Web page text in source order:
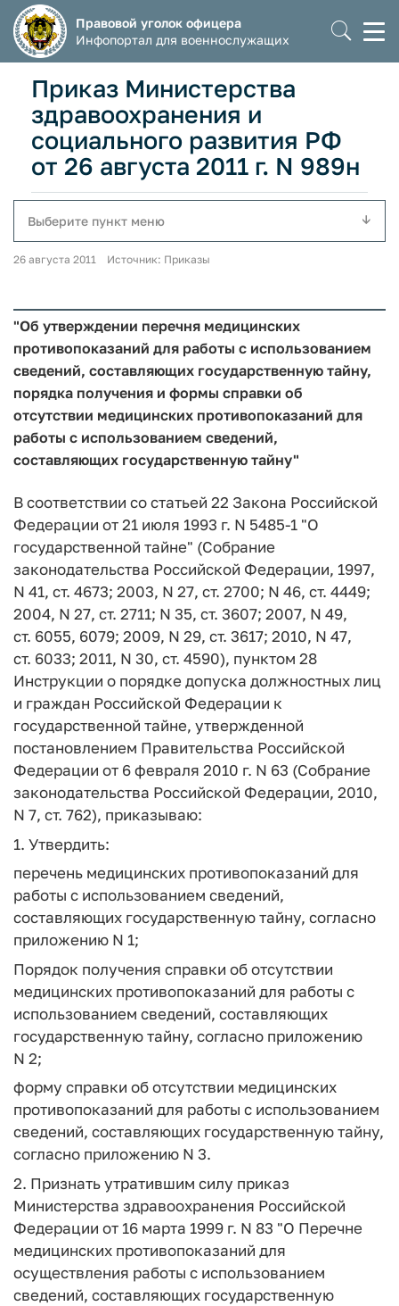
Правовой уголок офицера
Инфопортал для военнослужащих
Приказ Министерства
здравоохранения и
социального развития РФ
от 26 августа 2011 г. N 989н
Выберите пункт меню
26 августа 2011 Источник: Приказы
"Об утверждении перечня медицинских
противопоказаний для работы с использованием
сведений, составляющих государственную тайну,
порядка получения и формы справки об
отсутствии медицинских противопоказаний для
работы с использованием сведений,
составляющих государственную тайну"
В соответствии со статьей 22 Закона Российской
Федерации от 21 июля 1993 г. N 5485-1 "О
государственной тайне" (Собрание
законодательства Российской Федерации, 1997,
N 41, ст. 4673; 2003, N 27, ст. 2700; N 46, ст. 4449;
2004, N 27, ст. 2711; N 35, ст. 3607; 2007, N 49,
ст. 6055, 6079; 2009, N 29, ст. 3617; 2010, N 47,
ст. 6033; 2011, N 30, ст. 4590), пунктом 28
Инструкции о порядке допуска должностных лиц
и граждан Российской Федерации к
государственной тайне, утвержденной
постановлением Правительства Российской
Федерации от 6 февраля 2010 г. N 63 (Собрание
законодательства Российской Федерации, 2010,
N 7, ст. 762), приказываю:
1. Утвердить:
перечень медицинских противопоказаний для
работы с использованием сведений,
составляющих государственную тайну, согласно
приложению N 1;
Порядок получения справки об отсутствии
медицинских противопоказаний для работы с
использованием сведений, составляющих
государственную тайну, согласно приложению
N 2;
форму справки об отсутствии медицинских
противопоказаний для работы с использованием
сведений, составляющих государственную тайну,
согласно приложению N 3.
2. Признать утратившим силу приказ
Министерства здравоохранения Российской
Федерации от 16 марта 1999 г. N 83 "О Перечне
медицинских противопоказаний для
осуществления работы с использованием
сведений, составляющих государственную